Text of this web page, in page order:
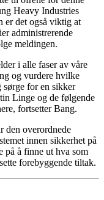
Heavy Industries
er det også viktig at
administrerende
meldingen.
i alle faser av våre
og vurdere hvilke
for en sikker
Linge og de følgende
fortsetter Bang.
den overordnede
innen sikkerhet på
på å finne ut hva som
forebyggende tiltak.